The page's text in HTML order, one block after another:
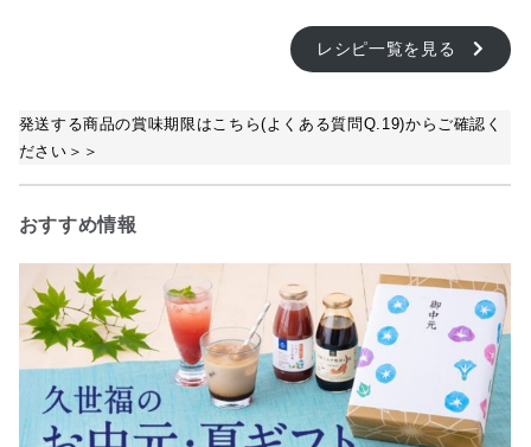
レシピ一覧を見る
発送する商品の賞味期限はこちら(よくある質問Q.19)からご確認く
ださい＞＞
おすすめ情報